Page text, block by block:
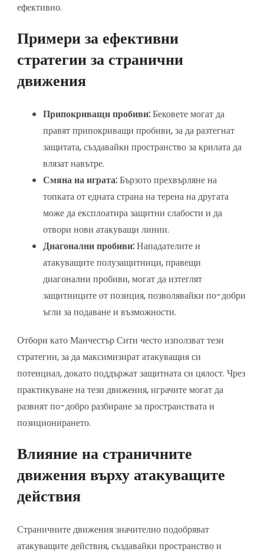
ефективно.
Примери за ефективни
стратегии за странични
движения
Припокриващи пробиви:Бековете могат да
правят припокриващи пробиви, за да разтегнат
защитата, създавайки пространство за крилата да
влязат навътре.
Смяна на играта:Бързото прехвърляне на
топката от едната страна на терена на другата
може да експлоатира защитни слабости и да
отвори нови атакуващи линии.
Диагонални пробиви:Нападателите и
атакуващите полузащитници, правещи
диагонални пробиви, могат да изтеглят
защитниците от позиция, позволявайки по-добри
ъгли за подаване и възможности.
Отбори като Манчестър Сити често използват тези
стратегии, за да максимизират атакуващия си
потенциал, докато поддържат защитната си цялост. Чрез
практикуване на тези движения, играчите могат да
развият по-добро разбиране за пространствата и
позиционирането.
Влияние на страничните
движения върху атакуващите
действия
Страничните движения значително подобряват
атакуващите действия, създавайки пространство и